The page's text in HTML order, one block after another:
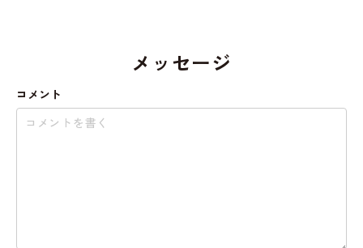
メッセージ
コメント